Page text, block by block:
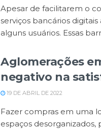
Apesar de facilitarem o
serviços bancários
alguns usuários. Essas
Aglomerações
negativo na
19 DE ABRIL DE 2022
Fazer compras em uma
espaços desorganizados,